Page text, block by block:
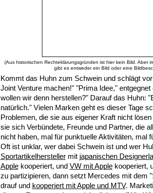
(Aus historischen Rechteklärungsgründen ist hier kein Bild. Aber
gibt es entweder ein Bild oder eine
Kommt das Huhn zum Schwein und schlägt
Joint Venture machen!" "Prima Idee,"
wollen wir denn herstellen?" Darauf das Huhn:
natürlich." Vielen Marken geht es dieser Tage
Problemen, die sie aus eigener Kraft nicht
sie sich Verbündete, Freunde und Partner, die
nicht haben, mal für punktuelle Aktivitäten, mal
Oft ist unklar, wer dabei Schwein ist und wer
Sportartikelherstellermit japanischen
Applekooperiert, und VW mit Applekooperiert,
zu partizipieren, dann setzt Mercedes mit dem
drauf und kooperiert mit Apple und MTV.